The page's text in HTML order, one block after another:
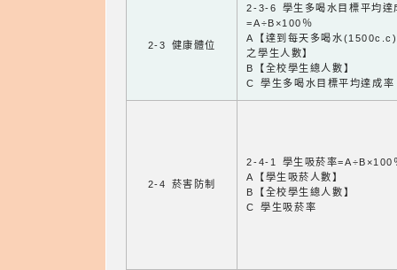
2-3 健康體位
2-3-6 學生多喝水目標平均達
=A÷B×100％
A【達到每天多喝水
之學生人數】
B【全校學生總人數】
C 學生多喝水目標平均達成率
2-4 菸害防制
2-4-1 學生吸菸率=A÷B×100
A【學生吸菸人數】
B【全校學生總人數】
C 學生吸菸率